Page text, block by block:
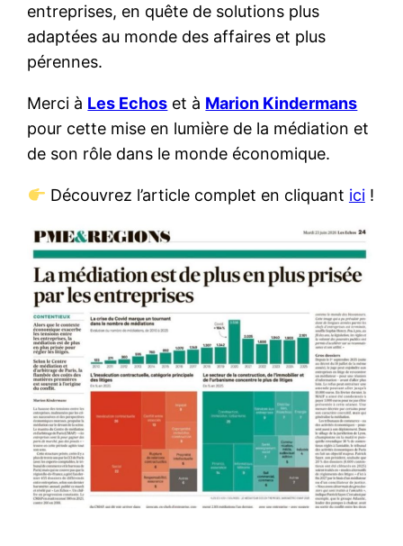
entreprises, en quête de solutions plus
adaptées au monde des affaires et plus
pérennes.
Merci à Les Echos et à Marion Kindermans
pour cette mise en lumière de la médiation et
de son rôle dans le monde économique.
Découvrez l’article complet en cliquant ici!